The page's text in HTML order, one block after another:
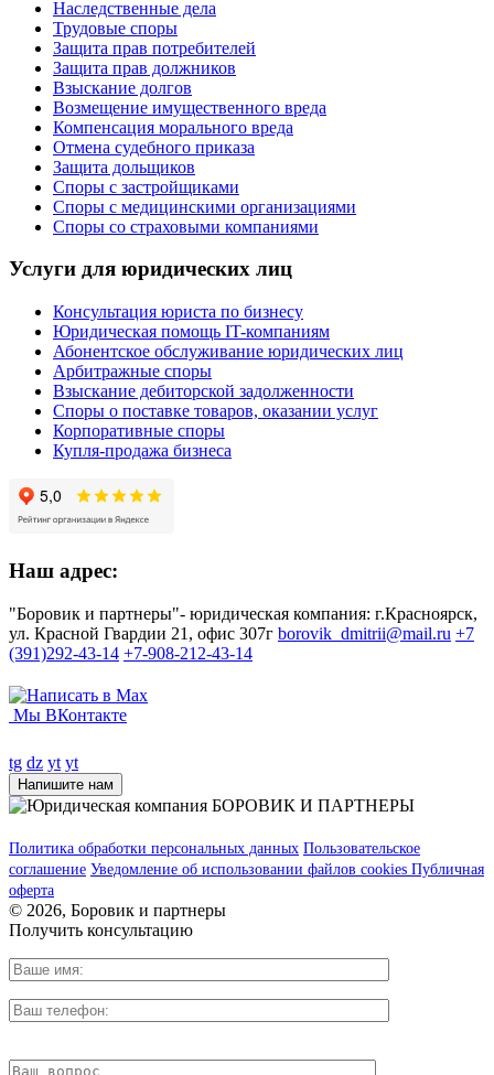
Наследственные дела
Трудовые споры
Защита прав потребителей
Защита прав должников
Взыскание долгов
Возмещение имущественного вреда
Компенсация морального вреда
Отмена судебного приказа
Защита дольщиков
Споры с застройщиками
Споры с медицинскими организациями
Споры со страховыми компаниями
Услуги для юридических лиц
Консультация юриста по бизнесу
Юридическая помощь IT-компаниям
Абонентское обслуживание юридических лиц
Арбитражные споры
Взыскание дебиторской задолженности
Споры о поставке товаров, оказании услуг
Корпоративные споры
Купля-продажа бизнеса
Наш адрес:
"Боровик и партнеры"- юридическая компания: г.Красноярск,
ул. Красной Гвардии 21, офис 307г borovik_dmitrii@mail.ru +7
(391)292-43-14 +7-908-212-43-14
Мы ВКонтакте
tg dz yt yt
Напишите нам
Политика обработки персональных данных Пользовательское
соглашение Уведомление об использовании файлов cookies Публичная
оферта
© 2026, Боровик и партнеры
Получить консультацию